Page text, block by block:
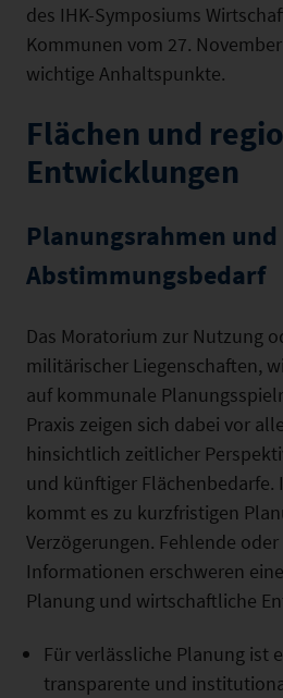
des IHK-Symposiums
Kommunen vom 27.
wichtige Anhaltspunkte.
Flächen und
Entwicklungen
Planungsrahmen und
Abstimmungsbedarf
Das Moratorium zur Nutzung
militärischer Liegenschaften,
auf kommunale
Praxis zeigen sich dabei vor
hinsichtlich zeitlicher
und künftiger Flächenbedarfe.
kommt es zu kurzfristigen
Verzögerungen. Fehlende
Informationen erschweren
Planung und wirtschaftliche
Für verlässliche Planung ist
transparente und